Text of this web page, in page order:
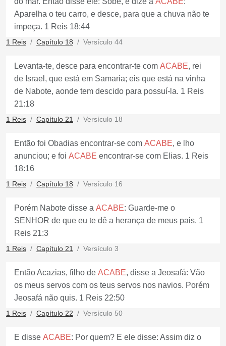
Aparelha o teu carro, e desce, para que a chuva não te
impeça. 1 Reis 18:44
1 Reis Capítulo 18 Versículo 44
Levanta-te, desce para encontrar-te com ACABE, rei
de Israel, que está em Samaria; eis que está na vinha
de Nabote, aonde tem descido para possuí-la. 1 Reis
21:18
1 Reis Capítulo 21 Versículo 18
Então foi Obadias encontrar-se com ACABE, e lho
anunciou; e foi ACABE encontrar-se com Elias. 1 Reis
18:16
1 Reis Capítulo 18 Versículo 16
Porém Nabote disse a ACABE: Guarde-me o
SENHOR de que eu te dê a herança de meus pais. 1
Reis 21:3
1 Reis Capítulo 21 Versículo 3
Então Acazias, filho de ACABE, disse a Jeosafá: Vão
os meus servos com os teus servos nos navios. Porém
Jeosafá não quis. 1 Reis 22:50
1 Reis Capítulo 22 Versículo 50
E disse ACABE: Por quem? E ele disse: Assim diz o